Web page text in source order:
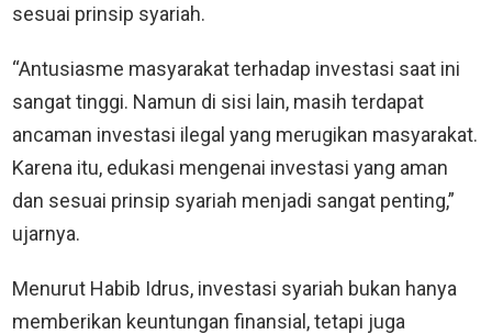
sesuai prinsip syariah.
“Antusiasme masyarakat terhadap investasi saat ini
sangat tinggi. Namun di sisi lain, masih terdapat
ancaman investasi ilegal yang merugikan masyarakat.
Karena itu, edukasi mengenai investasi yang aman
dan sesuai prinsip syariah menjadi sangat penting,”
ujarnya.
Menurut Habib Idrus, investasi syariah bukan hanya
memberikan keuntungan finansial, tetapi juga